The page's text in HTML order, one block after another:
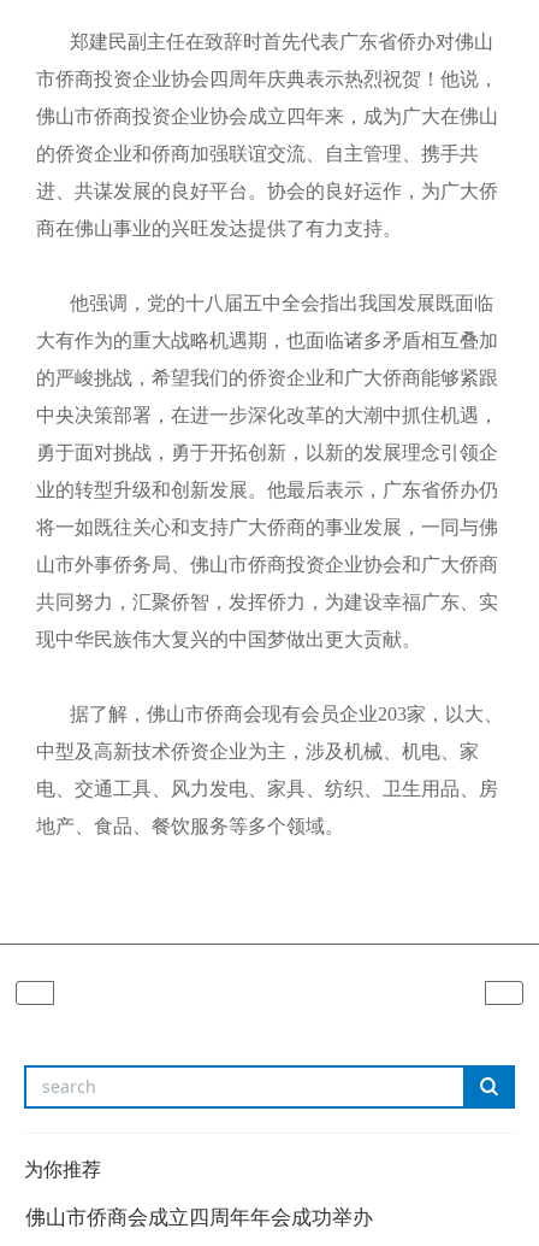
郑建民副主任在致辞时首先代表广东省侨办对佛山
市侨商投资企业协会四周年庆典表示热烈祝贺！他说，
佛山市侨商投资企业协会成立四年来，成为广大在佛山
的侨资企业和侨商加强联谊交流、自主管理、携手共
进、共谋发展的良好平台。协会的良好运作，为广大侨
商在佛山事业的兴旺发达提供了有力支持。
他强调，党的十八届五中全会指出我国发展既面临
大有作为的重大战略机遇期，也面临诸多矛盾相互叠加
的严峻挑战，希望我们的侨资企业和广大侨商能够紧跟
中央决策部署，在进一步深化改革的大潮中抓住机遇，
勇于面对挑战，勇于开拓创新，以新的发展理念引领企
业的转型升级和创新发展。他最后表示，广东省侨办仍
将一如既往关心和支持广大侨商的事业发展，一同与佛
山市外事侨务局、佛山市侨商投资企业协会和广大侨商
共同努力，汇聚侨智，发挥侨力，为建设幸福广东、实
现中华民族伟大复兴的中国梦做出更大贡献。
据了解，佛山市侨商会现有会员企业203家，以大、
中型及高新技术侨资企业为主，涉及机械、机电、家
电、交通工具、风力发电、家具、纺织、卫生用品、房
地产、食品、餐饮服务等多个领域。
为你推荐
佛山市侨商会成立四周年年会成功举办